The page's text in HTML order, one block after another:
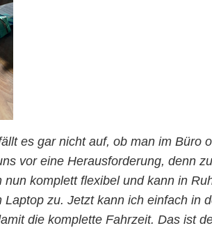
es gar nicht auf, ob man im Büro
vor eine Herausforderung, denn
komplett flexibel und kann in
zu. Jetzt kann ich einfach in
die komplette Fahrzeit. Das ist